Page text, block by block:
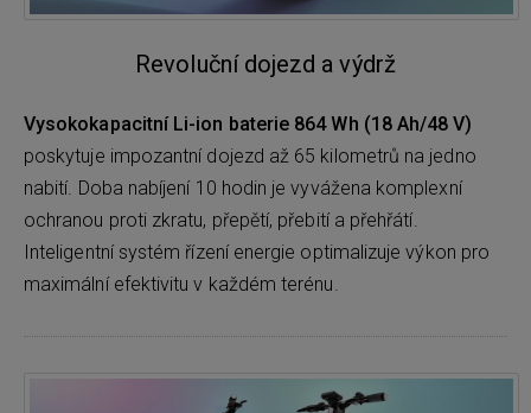
Revoluční dojezd a výdrž
Vysokokapacitní Li-ion baterie 864 Wh (18 Ah/48 V)
poskytuje impozantní dojezd až 65 kilometrů na jedno
nabití. Doba nabíjení 10 hodin je vyvážena komplexní
ochranou proti zkratu, přepětí, přebití a přehřátí.
Inteligentní systém řízení energie optimalizuje výkon pro
maximální efektivitu v každém terénu.